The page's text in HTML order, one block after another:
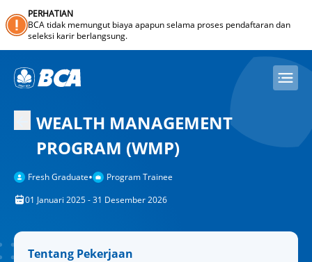
PERHATIAN
BCA tidak memungut biaya apapun selama proses pendaftaran dan
seleksi karir berlangsung.
WEALTH MANAGEMENT
PROGRAM (WMP)
Fresh Graduate•
Program Trainee
01 Januari 2025 - 31 Desember 2026
Tentang Pekerjaan